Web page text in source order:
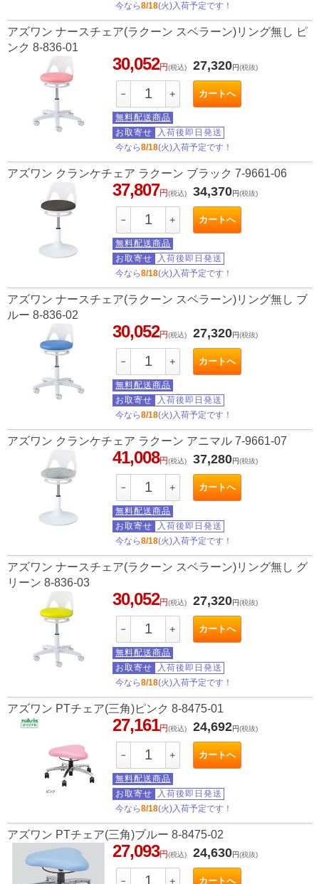
今なら8/18(火)入荷予定です！
アズワン ナースチェア(ラクーン スベラーン)リング無し ピ
ンク 8-836-01
30,052円(税込) 27,320円(税抜)
－ ＋ カートへ
無料配送商品
お取寄せ
入荷後即日発送
今なら8/18(火)入荷予定です！
アズワン クランケチェア ラクーン ブラック 7-9661-06
37,807円(税込) 34,370円(税抜)
－ ＋ カートへ
無料配送商品
お取寄せ
入荷後即日発送
今なら8/18(火)入荷予定です！
アズワン ナースチェア(ラクーン スベラーン)リング無し ブ
ルー 8-836-02
30,052円(税込) 27,320円(税抜)
－ ＋ カートへ
無料配送商品
お取寄せ
入荷後即日発送
今なら8/18(火)入荷予定です！
アズワン クランケチェア ラクーン アニマル 7-9661-07
41,008円(税込) 37,280円(税抜)
－ ＋ カートへ
無料配送商品
お取寄せ
入荷後即日発送
今なら8/18(火)入荷予定です！
アズワン ナースチェア(ラクーン スベラーン)リング無し グ
リーン 8-836-03
30,052円(税込) 27,320円(税抜)
－ ＋ カートへ
無料配送商品
お取寄せ
入荷後即日発送
今なら8/18(火)入荷予定です！
アズワン PTチェア(三角)ピンク 8-8475-01
27,161円(税込) 24,692円(税抜)
－ ＋ カートへ
無料配送商品
お取寄せ
入荷後即日発送
今なら8/18(火)入荷予定です！
アズワン PTチェア(三角)ブルー 8-8475-02
27,093円(税込) 24,630円(税抜)
－ ＋ カートへ